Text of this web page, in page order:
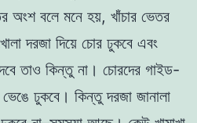
অংশ বলে মনে হয়, খাঁচার ভেতর
দরজা দিয়ে চোর ঢুকবে এবং
তাও কিন্তু না। চোরদের গাইড-
ঢুকবে। কিন্তু দরজা জানালা